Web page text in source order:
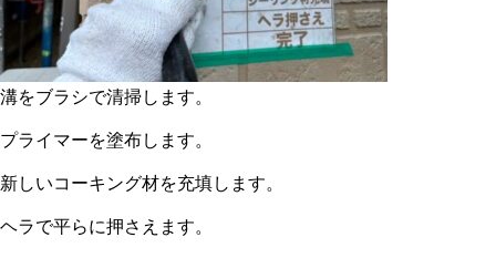
溝をブラシで清掃します。
プライマーを塗布します。
新しいコーキング材を充填します。
ヘラで平らに押さえます。